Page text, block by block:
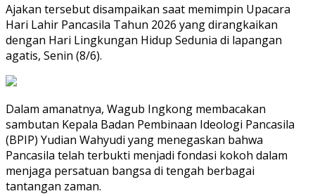
Ajakan tersebut disampaikan saat memimpin Upacara
Hari Lahir Pancasila Tahun 2026 yang dirangkaikan
dengan Hari Lingkungan Hidup Sedunia di lapangan
agatis, Senin (8/6).
Dalam amanatnya, Wagub Ingkong membacakan
sambutan Kepala Badan Pembinaan Ideologi Pancasila
(BPIP) Yudian Wahyudi yang menegaskan bahwa
Pancasila telah terbukti menjadi fondasi kokoh dalam
menjaga persatuan bangsa di tengah berbagai
tantangan zaman.